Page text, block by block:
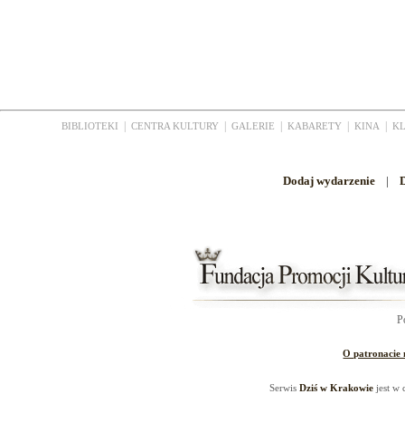
BIBLIOTEKI CENTRA KULTURY GALERIE KABARETY KINA
Dodaj wydarzenie |
O patronacie
SerwisDziś w Krakowie jest w